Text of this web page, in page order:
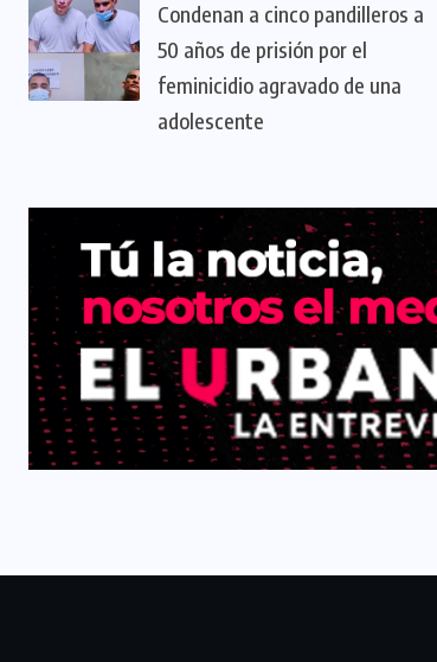
Condenan a cinco pandilleros a
50 años de prisión por el
feminicidio agravado de una
adolescente